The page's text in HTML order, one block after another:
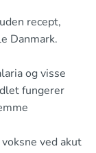
recept,
Danmark.
og visse
fungerer
ved akut